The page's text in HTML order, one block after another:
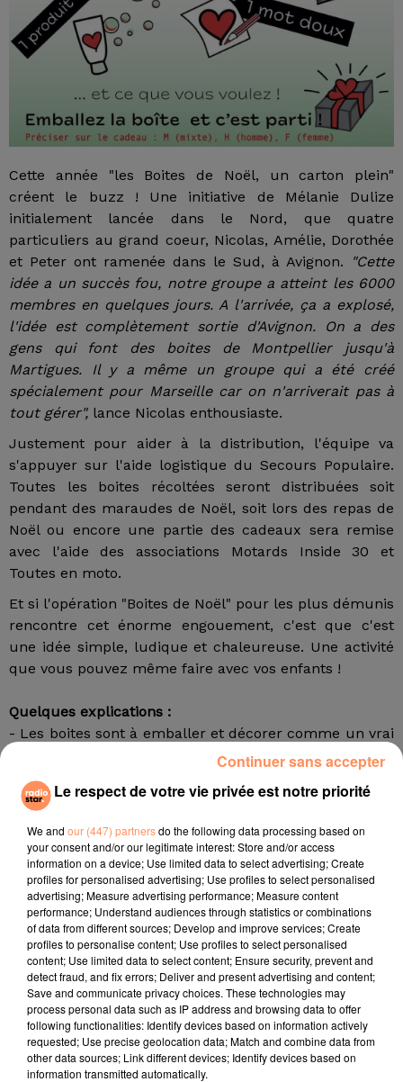
Cette année "les Boites de Noël, un carton plein"
créent le buzz ! Une initiative de Mélanie Dulize
initialement lancée dans le Nord, que quatre
particuliers au grand coeur, Nicolas, Amélie, Dorothée
et Peter ont ramenée dans le Sud, à Avignon.
"Cette
idée a un succès fou, notre groupe a atteint les 6000
membres en quelques jours. A l'arrivée, ça a explosé,
l'idée est complètement sortie d'Avignon. On a des
gens qui font des boites de Montpellier jusqu'à
Martigues. Il y a même un groupe qui a été créé
spécialement pour Marseille car on n'arriverait pas à
tout gérer", lance Nicolas enthousiaste.
Justement pour aider à la distribution, l'équipe va
s'appuyer sur l'aide logistique du Secours Populaire.
Toutes les boites récoltées seront distribuées soit
pendant des maraudes de Noël, soit lors des repas de
Noël ou encore une partie des cadeaux sera remise
avec l'aide des associations Motards Inside 30 et
Toutes en moto.
Et si l'opération "Boites de Noël" pour les plus démunis
rencontre cet énorme engouement, c'est que c'est
une idée simple, ludique et chaleureuse. Une activité
que vous pouvez même faire avec vos enfants !
Quelques explications :
- Les boites sont à emballer et décorer comme un vrai
- Merci de respecter le format "boite à chaussures"
pour ne pas faire de jaloux lors de la distribution.
(homme), F (femme), E (enfant), TB(toutou box), le
format toutou box peut être plus petit, ou
éventuellement être dans une boîte avec H ou F, à
éviter en priorité car cela limite les possibilités. .. - et
éventuellement la taille du vêtement si vous avez mis
un vêtement.
Quelques idées pour remplir votre boîte :
- un truc chaud (chaussettes, écharpe, gants,
bonnet...) neuf ou en bon état
- un truc bon ( chocolats, gâteaux, thé...)
- un divertissement (jeu de cartes, livres, magazines...)
Le respect de votre vie privée est notre priorité
We and our (447) partnersdo the following data processing based on
your consent and/or our legitimate interest: Store and/or access
information on a device; Use limited data to select advertising; Create
profiles for personalised advertising; Use profiles to select personalised
advertising; Measure advertising performance; Measure content
performance; Understand audiences through statistics or combinations
of data from different sources; Develop and improve services; Create
profiles to personalise content; Use profiles to select personalised
content; Use limited data to select content; Ensure security, prevent and
detect fraud, and fix errors; Deliver and present advertising and content;
Save and communicate privacy choices. These technologies may
process personal data such as IP address and browsing data to offer
following functionalities: Identify devices based on information actively
requested; Use precise geolocation data; Match and combine data from
other data sources; Link different devices; Identify devices based on
information transmitted automatically.
Continuer sans accepter